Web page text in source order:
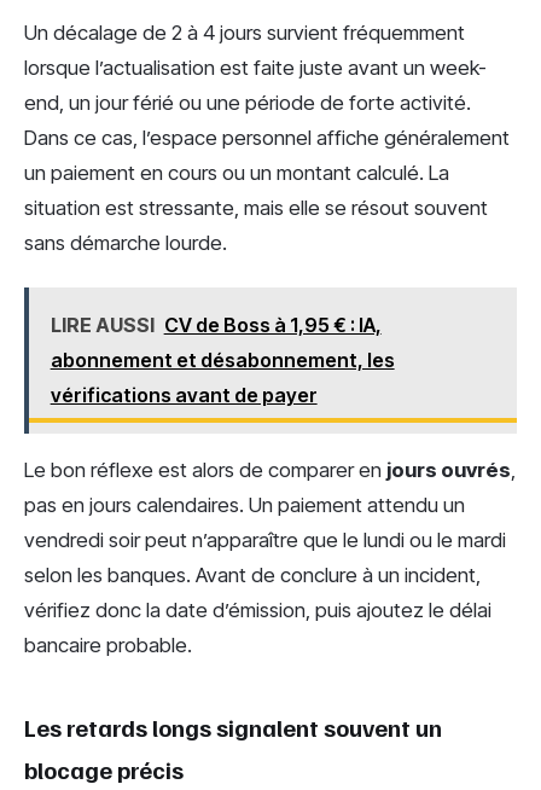
Un décalage de 2 à 4 jours survient fréquemment
lorsque l’actualisation est faite juste avant un week-
end, un jour férié ou une période de forte activité.
Dans ce cas, l’espace personnel affiche généralement
un paiement en cours ou un montant calculé. La
situation est stressante, mais elle se résout souvent
sans démarche lourde.
LIRE AUSSI CV de Boss à 1,95 € : IA,
abonnement et désabonnement, les
vérifications avant de payer
Le bon réflexe est alors de comparer en jours ouvrés,
pas en jours calendaires. Un paiement attendu un
vendredi soir peut n’apparaître que le lundi ou le mardi
selon les banques. Avant de conclure à un incident,
vérifiez donc la date d’émission, puis ajoutez le délai
bancaire probable.
Les retards longs signalent souvent un
blocage précis